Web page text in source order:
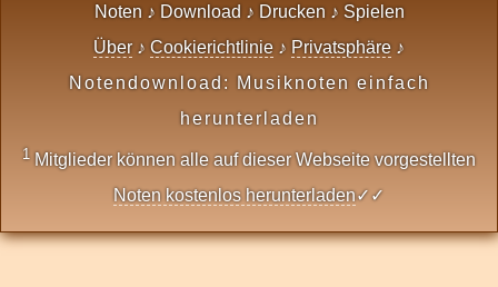
Noten ♪ Download ♪ Drucken ♪ Spielen
Über ♪ Cookierichtlinie ♪ Privatsphäre ♪
Notendownload: Musiknoten einfach
herunterladen
1 Mitglieder können alle auf dieser Webseite vorgestellten
Noten kostenlos herunterladen✓✓